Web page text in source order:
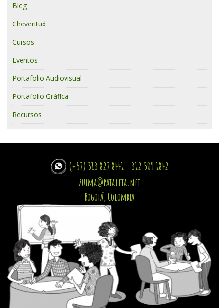
Blog
Cheveritud
Cursos
Eventos
Portafolio Audiovisual
Portafolio Gráfica
Recursos
(+57) 313 827 8441 - 312 509 1842
zulma@pataleta.net
Bogotá, Colombia